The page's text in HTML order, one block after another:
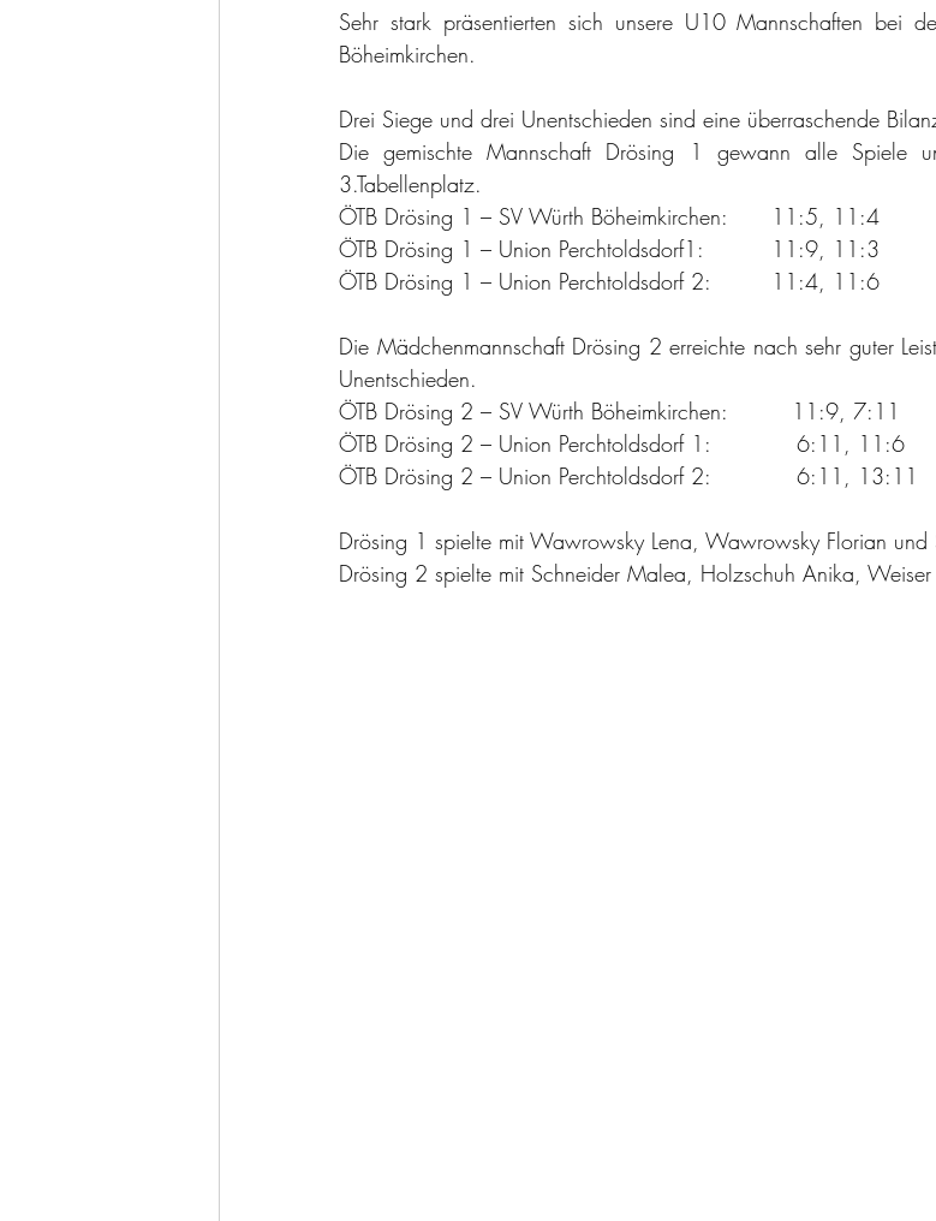
Sehr stark präsentierten sich unsere U10 Mannschaften bei
Böheimkirchen.
Drei Siege und drei Unentschieden sind eine überraschende
Die gemischte Mannschaft Drösing 1 gewann alle Spiele
3.Tabellenplatz.
ÖTB Drösing 1 – SV Würth Böheimkirchen:	11:5, 11:4
ÖTB Drösing 1 – Union Perchtoldsdorf1:		11:9, 11:3
ÖTB Drösing 1 – Union Perchtoldsdorf 2:   	11:4, 11:6
Die Mädchenmannschaft Drösing 2 erreichte nach sehr guter
Unentschieden.
ÖTB Drösing 2 – SV Würth Böheimkirchen:         11:9, 7:11
ÖTB Drösing 2 – Union Perchtoldsdorf 1:            6:11, 11:6
ÖTB Drösing 2 – Union Perchtoldsdorf 2:            6:11, 13:11
Drösing 1 spielte mit Wawrowsky Lena, Wawrowsky Florian und
Drösing 2 spielte mit Schneider Malea, Holzschuh Anika, Weiser